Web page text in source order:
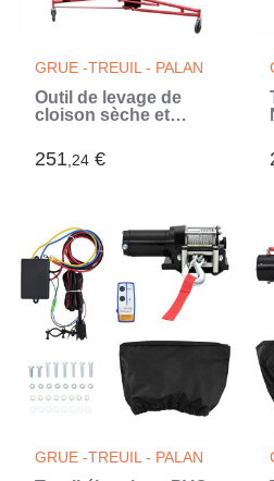
GRUE -TREUIL - PALAN
Outil de levage de
cloison sèche et
251,24 €
GRUE -TREUIL - PALAN